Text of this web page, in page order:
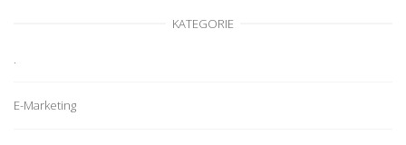
KATEGORIE
.
E-Marketing